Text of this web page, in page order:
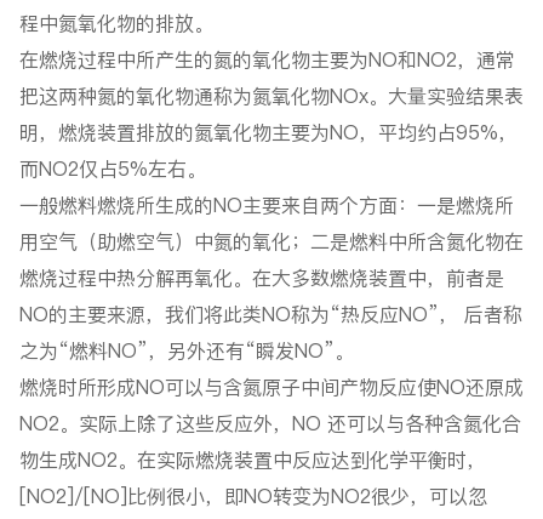
程中氮氧化物的排放。
在燃烧过程中所产生的氮的氧化物主要为NO和NO2，通常
把这两种氮的氧化物通称为氮氧化物NOx。大量实验结果表
明，燃烧装置排放的氮氧化物主要为NO，平均约占95%，
而NO2仅占5%左右。
一般燃料燃烧所生成的NO主要来自两个方面：一是燃烧所
用空气（助燃空气）中氮的氧化；二是燃料中所含氮化物在
燃烧过程中热分解再氧化。在大多数燃烧装置中，前者是
NO的主要来源，我们将此类NO称为“热反应NO”， 后者称
之为“燃料NO”，另外还有“瞬发NO”。
燃烧时所形成NO可以与含氮原子中间产物反应使NO还原成
NO2。实际上除了这些反应外，NO 还可以与各种含氮化合
物生成NO2。在实际燃烧装置中反应达到化学平衡时，
[NO2]/[NO]比例很小，即NO转变为NO2很少，可以忽